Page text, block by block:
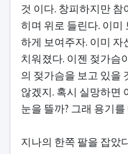
것 이다. 창피하지만 참
히며 위로 들린다. 이미
하게 보여주자. 이미 자
치워졌다. 이젠 젖가슴
의 젖가슴을 보고 있을
않겠지. 혹시 실망하면
눈을 뜰까? 그래 용기
지나의 한쪽 팔을 잡았